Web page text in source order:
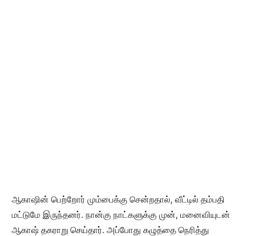
ஆகாஷின் பெற்றோர் மும்பைக்கு சென்றதால், வீட்டில் தம்பதி
மட்டுமே இருந்தனர். நான்கு நாட்களுக்கு முன், மனைவியுடன்
ஆகாஷ் தகராறு செய்தார். அப்போது கழுத்தை நெரித்து